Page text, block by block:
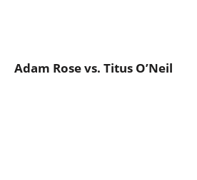
Adam Rose vs. Titus O’Neil